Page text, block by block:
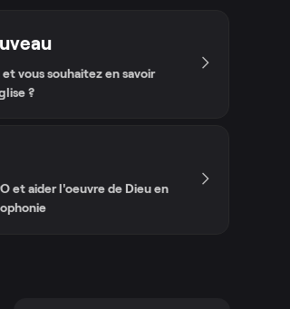
vous souhaitez en savoir
?
et aider l'oeuvre de Dieu en